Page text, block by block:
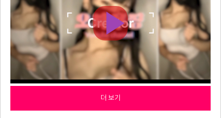
더 보기